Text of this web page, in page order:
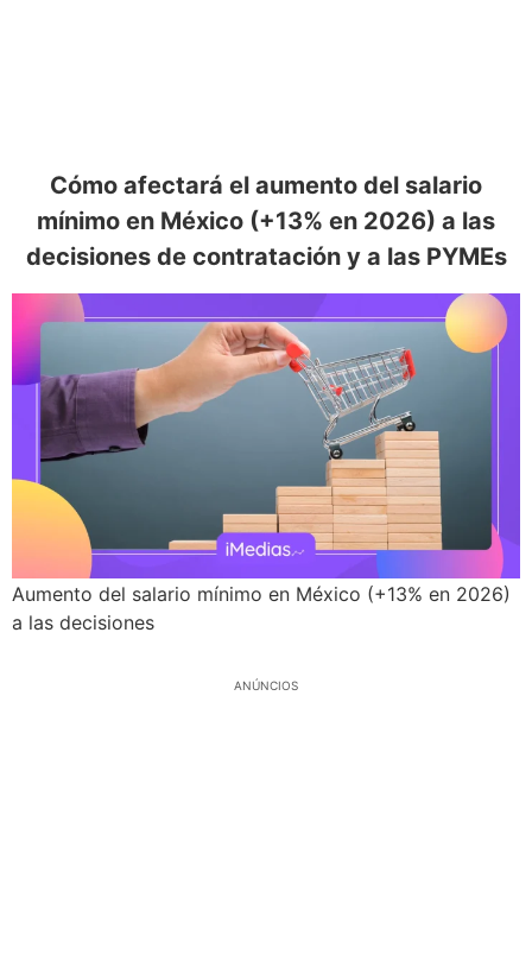
Cómo afectará el aumento del salario
mínimo en México (+13% en 2026) a las
decisiones de contratación y a las PYMEs
Aumento del salario mínimo en México (+13% en 2026)
a las decisiones
ANÚNCIOS